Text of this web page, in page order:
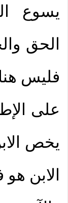
يسوع
فليس
على
يخص
الابن